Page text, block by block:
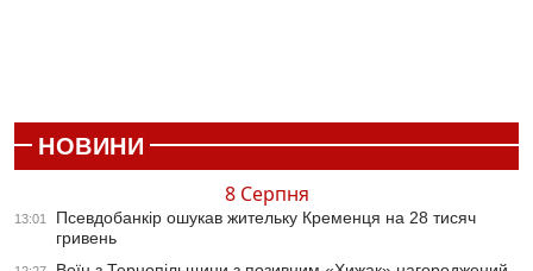
НОВИНИ
8 Серпня
13:01
Псевдобанкір ошукав жительку Кременця на 28 тисяч
гривень